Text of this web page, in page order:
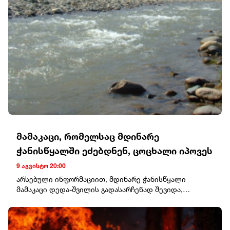
მამაკაცი, რომელსაც მდინარე
ჭანისწყალში ეძებდნენ, ცოცხალი იპოვეს
9 აგვისტო 20:00
არსებული ინფორმაციით, მდინარე ჭანისწყალი
მამაკაცი დედა-შვილის გადასარჩენად შევიდა,
თავად კი გამოსვლა ვეღარ მოახერხა.